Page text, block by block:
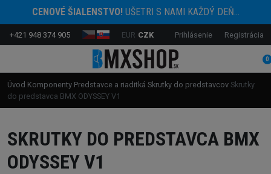
CENOVÉ ŠIALENSTVO!UŠETRI S NAMI KAŽDÝ DEŇ...
+421 948 374 905 EUR CZK Prihlásenie Registrácia
0
Úvod Komponenty Predstavce a riaditká Skrutky do predstavcov Skrutky
do predstavca BMX ODYSSEY V1
SKRUTKY DO PREDSTAVCA BMX
ODYSSEY V1